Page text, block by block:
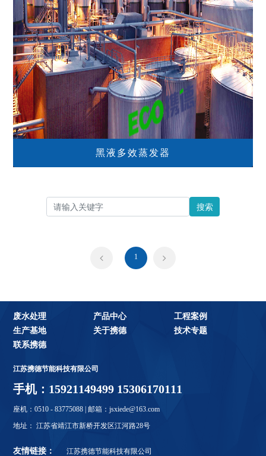
黑液多效蒸发器
搜索
1
废水处理 产品中心
工程案例
生产基地
关于携德
技术专题
联系携德
江苏携德节能科技有限公司
手机：15921149499 15306170111
座机：0510 - 83775088 | 邮箱：jsxiede@163.com
地址： 江苏省靖江市新桥开发区江河路28号
友情链接： 江苏携德节能科技有限公司